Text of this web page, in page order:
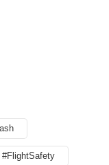
#FlightSafety